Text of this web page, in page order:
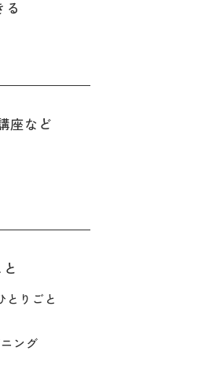
座など
とりごと
ング